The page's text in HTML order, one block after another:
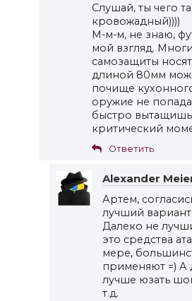
Слушай, ты чего
кровожадный))))
М-м-м, не знаю,
мой взгляд.
самозащиты
длиной 80мм
почище
оружие не
быстро вытащишь
критический
Ответить
Alexander
Артем,
лучший
Далеко не
это средства
мере,
применяют =) А
лучше юзать
т.д.